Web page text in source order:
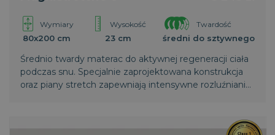
Wymiary
80x200 cm
Wysokość
23 cm
Twardość
średni do sztywnego
Średnio twardy materac do aktywnej regeneracji ciała
podczas snu. Specjalnie zaprojektowana konstrukcja
oraz piany stretch zapewniają intensywne rozluźnianie